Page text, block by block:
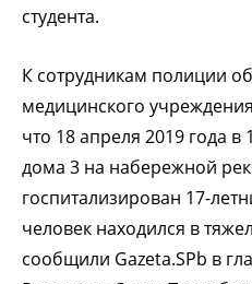
студента.
К сотрудникам полиции
медицинского
что 18 апреля 2019 года в
дома 3 на набережной
госпитализирован 17-
человек находился в
сообщили Gazeta.SPb в